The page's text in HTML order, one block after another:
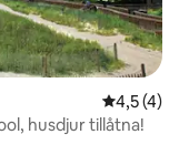
4,5 av 5 i
4,5 (4)
husdjur tillåtna!